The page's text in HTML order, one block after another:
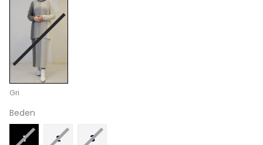
Gri
Beden
1 2 3